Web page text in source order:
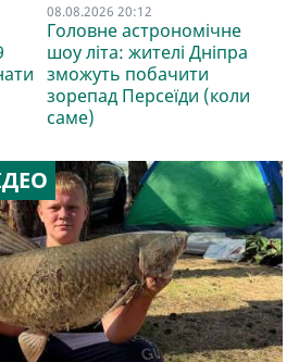
08.08.2026 20:12
Головне астрономічне
шоу літа: жителі Дніпра
зможуть побачити
зорепад Персеїди (коли
саме)